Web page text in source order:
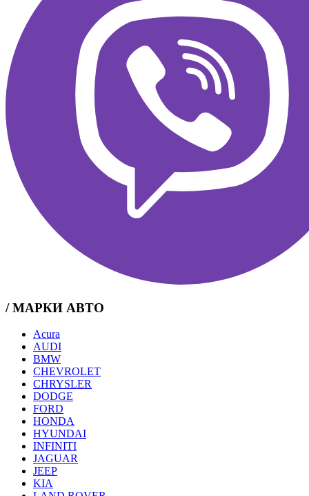
/ МАРКИ АВТО
Acura
AUDI
BMW
CHEVROLET
CHRYSLER
DODGE
FORD
HONDA
HYUNDAI
INFINITI
JAGUAR
JEEP
KIA